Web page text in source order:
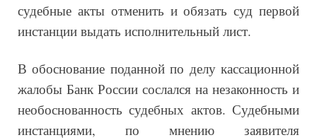
судебные акты отменить и обязать суд первой
инстанции выдать исполнительный лист.
В обоснование поданной по делу кассационной
жалобы Банк России сослался на незаконность и
необоснованность судебных актов. Судебными
инстанциями, по мнению заявителя